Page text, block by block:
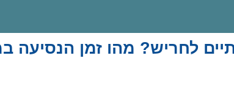
לחריש? מהו זמן הנסיעה